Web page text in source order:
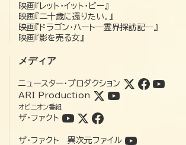
映画『レット・イット・ビー』
映画『二十歳に還りたい。』
映画『ドラゴン・ハート―霊界探訪記―』
映画『影を売る女』
メディア
ニュースター・プロダクション
ARI Production
オピニオン番組
ザ・ファクト
ザ・ファクト 異次元ファイル